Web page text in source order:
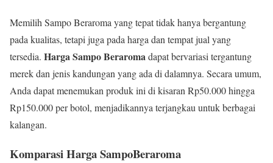
Memilih Sampo Beraroma yang tepat tidak hanya bergantung
pada kualitas, tetapi juga pada harga dan tempat jual yang
tersedia. Harga Sampo Beraromadapat bervariasi tergantung
merek dan jenis kandungan yang ada di dalamnya. Secara umum,
Anda dapat menemukan produk ini di kisaran Rp50.000 hingga
Rp150.000 per botol, menjadikannya terjangkau untuk berbagai
kalangan.
Komparasi Harga SampoBeraroma